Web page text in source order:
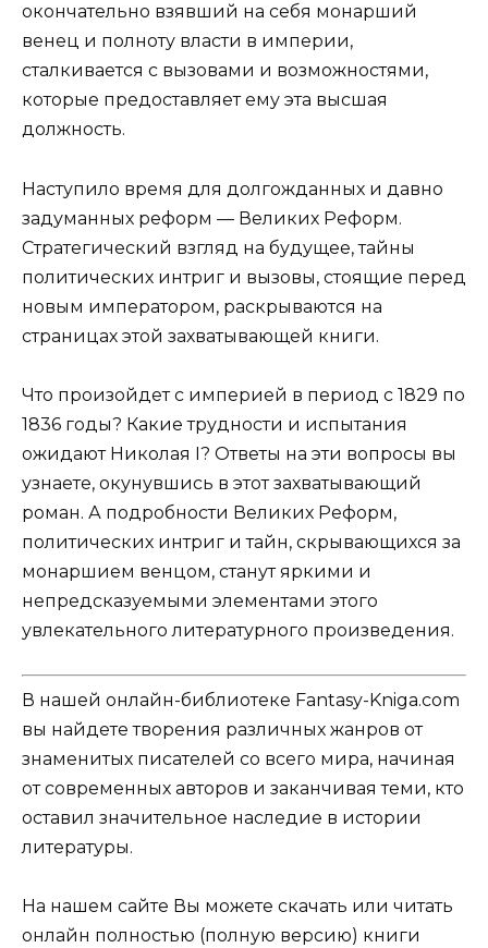
окончательно взявший на себя монарший
венец и полноту власти в империи,
сталкивается с вызовами и возможностями,
которые предоставляет ему эта высшая
должность.
Наступило время для долгожданных и давно
задуманных реформ — Великих Реформ.
Стратегический взгляд на будущее, тайны
политических интриг и вызовы, стоящие перед
новым императором, раскрываются на
страницах этой захватывающей книги.
Что произойдет с империей в период с 1829 по
1836 годы? Какие трудности и испытания
ожидают Николая I? Ответы на эти вопросы вы
узнаете, окунувшись в этот захватывающий
роман. А подробности Великих Реформ,
политических интриг и тайн, скрывающихся за
монаршием венцом, станут яркими и
непредсказуемыми элементами этого
увлекательного литературного произведения.
В нашей онлайн-библиотеке Fantasy-Kniga.com
вы найдете творения различных жанров от
знаменитых писателей со всего мира, начиная
от современных авторов и заканчивая теми, кто
оставил значительное наследие в истории
литературы.
На нашем сайте Вы можете скачать или читать
онлайн полностью (полную версию) книги